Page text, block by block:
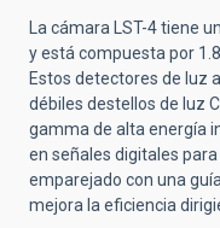
La cámara LST-4 tiene
y está compuesta por
Estos detectores de luz
débiles destellos de luz
gamma de alta energía
en señales digitales
emparejado con una
mejora la eficiencia